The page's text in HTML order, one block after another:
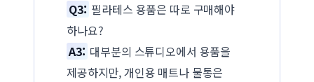
Q3: 필라테스 용품은 따로 구매해야
하나요?
A3: 대부분의 스튜디오에서 용품을
제공하지만, 개인용 매트나 물통은